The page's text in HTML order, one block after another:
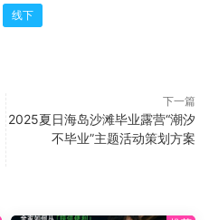
线下
下一篇
2025夏日海岛沙滩毕业露营“潮汐
不毕业”主题活动策划方案